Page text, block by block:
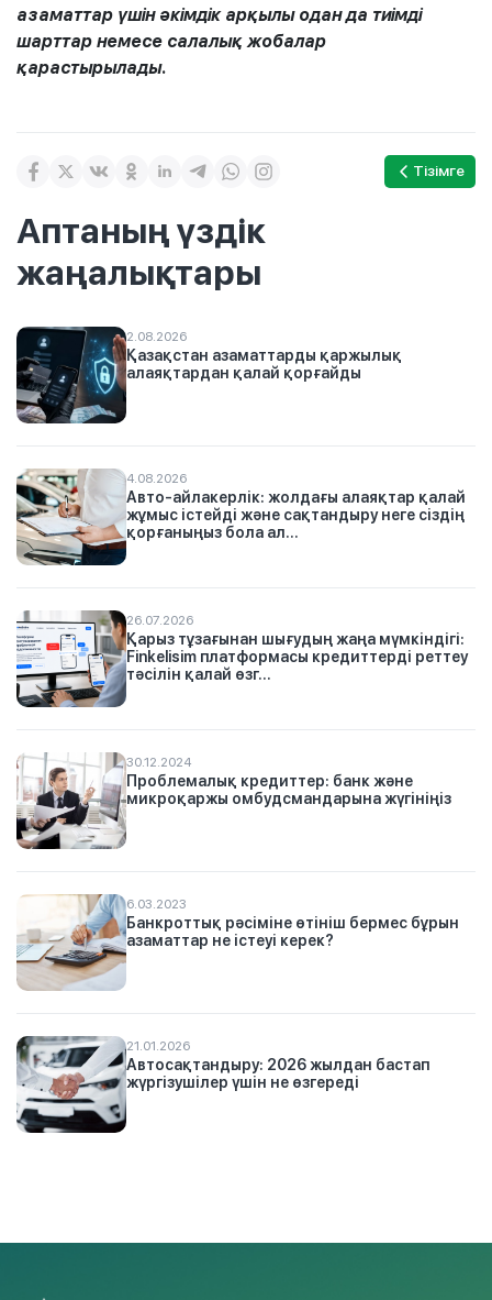
азаматтар үшін әкімдік арқылы одан да тиімді
шарттар немесе салалық жобалар
қарастырылады.
Тізімге
Аптаның үздік
жаңалықтары
2.08.2026
Қазақстан азаматтарды қаржылық
алаяқтардан қалай қорғайды
4.08.2026
Авто-айлакерлік: жолдағы алаяқтар қалай
жұмыс істейді және сақтандыру неге сіздің
қорғаныңыз бола ал...
26.07.2026
Қарыз тұзағынан шығудың жаңа мүмкіндігі:
Finkelisim платформасы кредиттерді реттеу
тәсілін қалай өзг...
30.12.2024
Проблемалық кредиттер: банк және
микроқаржы омбудсмандарына жүгініңіз
6.03.2023
Банкроттық рәсіміне өтініш бермес бұрын
азаматтар не істеуі керек?
21.01.2026
Автосақтандыру: 2026 жылдан бастап
жүргізушілер үшін не өзгереді